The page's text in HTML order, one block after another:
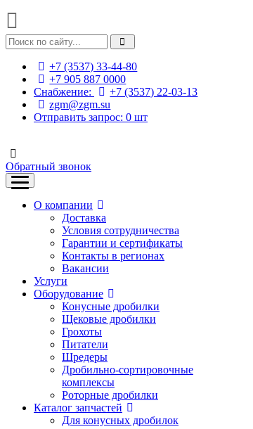
+7 (3537) 33-44-80
+7 905 887 0000
Снабжение:
+7 (3537) 22-03-13
zgm@zgm.su
Отправить запрос: 0 шт
Обратный звонок
О компании
Доставка
Условия сотрудничества
Гарантии и сертификаты
Контакты в регионах
Вакансии
Услуги
Оборудование
Конусные дробилки
Щековые дробилки
Грохоты
Питатели
Шредеры
Дробильно-сортировочные
комплексы
Роторные дробилки
Каталог запчастей
Для конусных дробилок